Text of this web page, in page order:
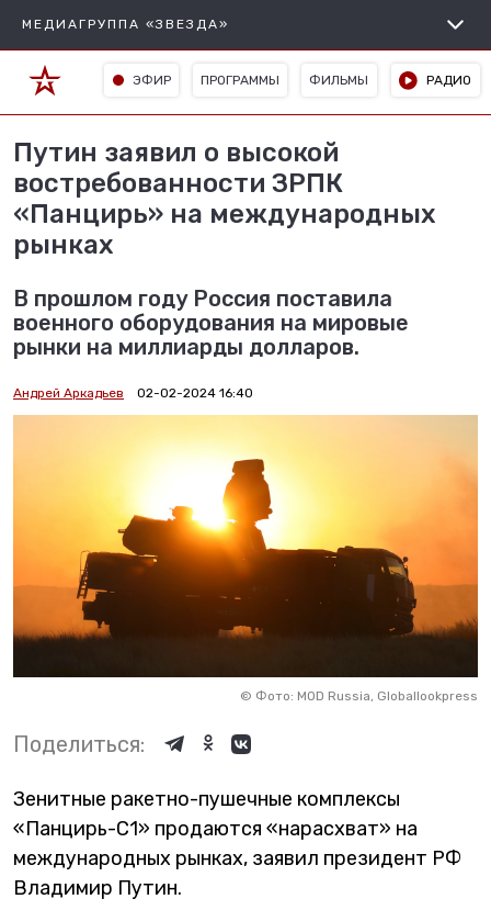
МЕДИАГРУППА «ЗВЕЗДА»
ЭФИР ПРОГРАММЫ ФИЛЬМЫ РАДИО
Путин заявил о высокой
востребованности ЗРПК
«Панцирь» на международных
рынках
В прошлом году Россия поставила
военного оборудования на мировые
рынки на миллиарды долларов.
Андрей Аркадьев 02-02-2024 16:40
© Фото: MOD Russia, Globallookpress
Поделиться:
Зенитные ракетно-пушечные комплексы
«Панцирь-С1» продаются «нарасхват» на
международных рынках, заявил президент РФ
Владимир Путин.